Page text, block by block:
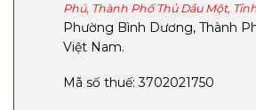
Phú, Thành Phố Thủ Dầu Một,
Phường Bình Dương, Thành
Việt Nam.
Mã số thuế: 3702021750